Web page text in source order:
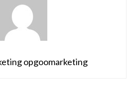
opgoomarketing